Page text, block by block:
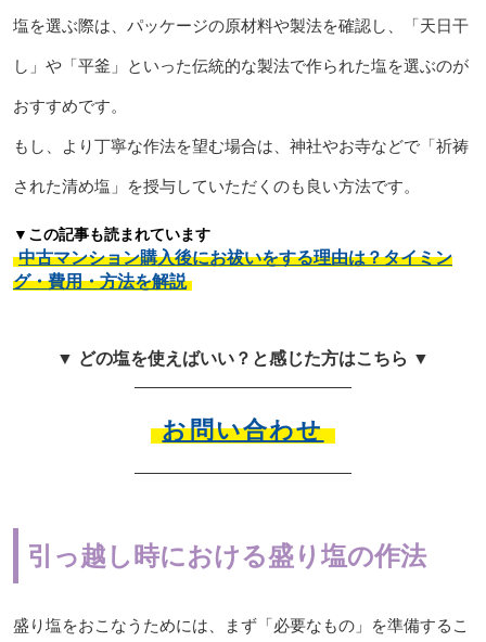
塩を選ぶ際は、パッケージの原材料や製法を確認し、「天日干
し」や「平釜」といった伝統的な製法で作られた塩を選ぶのが
おすすめです。
もし、より丁寧な作法を望む場合は、神社やお寺などで「祈祷
された清め塩」を授与していただくのも良い方法です。
▼この記事も読まれています
中古マンション購入後にお祓いをする理由は？タイミン
グ・費用・方法を解説
▼ どの塩を使えばいい？と感じた方はこちら ▼
お問い合わせ
引っ越し時における盛り塩の作法
盛り塩をおこなうためには、まず「必要なもの」を準備するこ